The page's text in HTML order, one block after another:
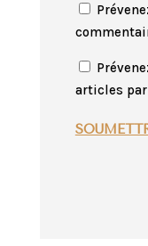
articles